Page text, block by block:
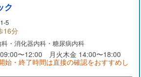
ク
5
16分
・消化器内科・糖尿病内科
09:00〜12:00 月火木金 14:00〜18:00
始・終了時間は直接の確認をおすすめし